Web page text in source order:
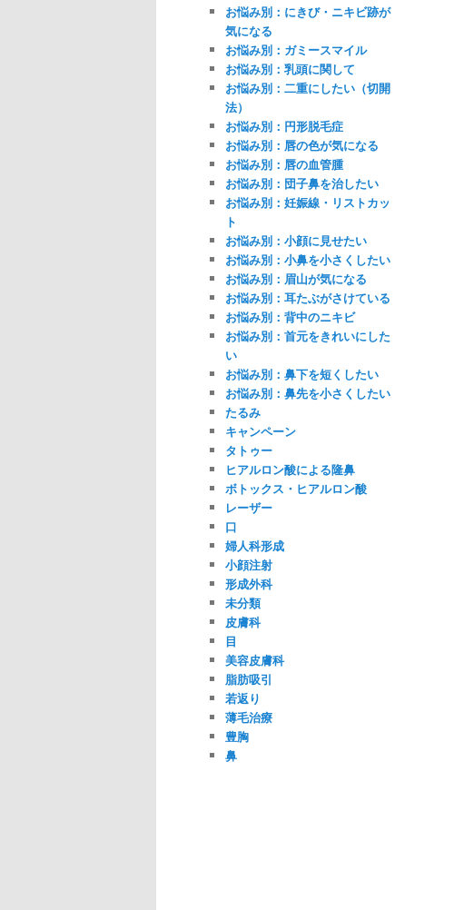
お悩み別：にきび・ニキビ跡が
気になる
お悩み別：ガミースマイル
お悩み別：乳頭に関して
お悩み別：二重にしたい（切開
法）
お悩み別：円形脱毛症
お悩み別：唇の色が気になる
お悩み別：唇の血管腫
お悩み別：団子鼻を治したい
お悩み別：妊娠線・リストカッ
ト
お悩み別：小顔に見せたい
お悩み別：小鼻を小さくしたい
お悩み別：眉山が気になる
お悩み別：耳たぶがさけている
お悩み別：背中のニキビ
お悩み別：首元をきれいにした
い
お悩み別：鼻下を短くしたい
お悩み別：鼻先を小さくしたい
たるみ
キャンペーン
タトゥー
ヒアルロン酸による隆鼻
ボトックス・ヒアルロン酸
レーザー
口
婦人科形成
小顔注射
形成外科
未分類
皮膚科
目
美容皮膚科
脂肪吸引
若返り
薄毛治療
豊胸
鼻